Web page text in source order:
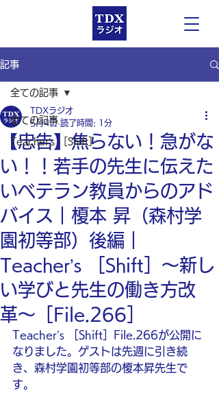
記事
全ての記事
Teacher’s ［Shift］
全ての記事
【忠告】焦らない！急がな
い！！若手の先生に伝えた
いベテラン教員からのアド
バイス｜榎本 昇（森村学
園初等部）後編｜
Teacher’s ［Shift］〜新し
い学びと先生の働き方改
革〜［File.266］
TDXラジオ
5月4日 読了時間: 1分
Teacher’s ［Shift］File.266が公開に
なりました。ゲストは先週に引き続
き、森村学園初等部の榎本昇先生で
す。